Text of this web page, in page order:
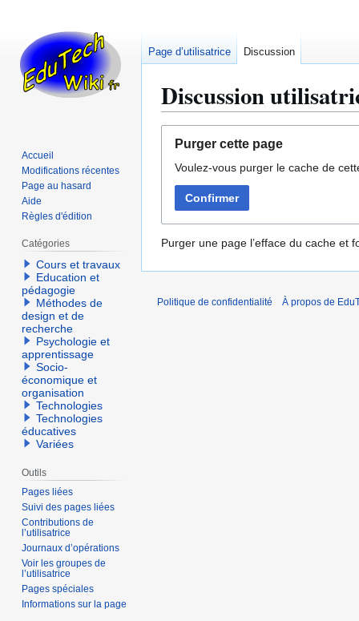
Discussion
navigation
recherche
Purger cette page
Voulez-vous purger le cache de
Confirmer
Purger une page l’efface du cache et
Page d’utilisatrice Discussion
Accueil
Modifications récentes
Page au hasard
Aide
Règles d'édition
Catégories
Cours et travaux
Education et
pédagogie
Méthodes de
design et de
recherche
Psychologie et
apprentissage
Socio-
économique et
organisation
Technologies
Technologies
éducatives
Variées
Outils
Pages liées
Suivi des pages liées
Contributions de
l’utilisatrice
Journaux d’opérations
Voir les groupes de
l’utilisatrice
Pages spéciales
Informations sur la page
Politique de confidentialité À propos de